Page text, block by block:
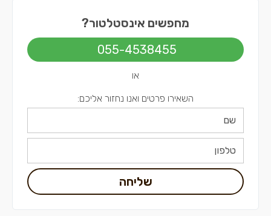
מחפשים אינסטלטור?
055-4538455
או
השאירו פרטים ואנו נחזור אליכם:
שליחה